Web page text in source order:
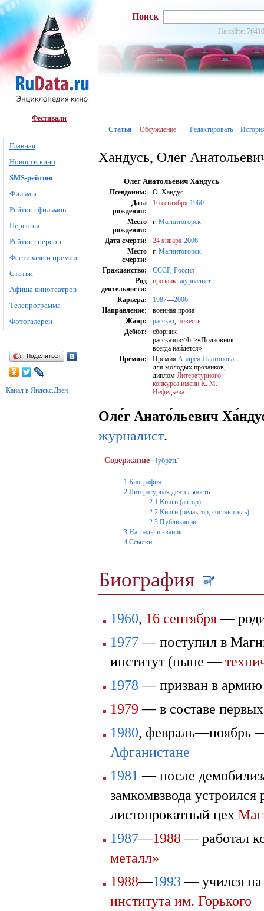
Фестивали
Главная
Новости кино
SMS-рейтинг
Фильмы
Рейтинг фильмов
Персоны
Рейтинг персон
Фестивали и премии
Статьи
Афиша кинотеатров
Телепрограмма
Фотогалереи
Поделиться
Канал в Яндекс.Дзен
Поиск
На сайте:
Статья Обсуждение Редактировать
Хандусь, Олег
Олег Анатольевич Хандусь
Псевдоним:
О. Хандус
Дата
рождения:
16 сентября 1960
Место
рождения:
г. Магнитогорск
Дата смерти: 24 января 2006
Место
смерти:
г. Магнитогорск
Гражданство: СССР, Россия
Род
деятельности:
прозаик, журналист
Карьера: 1987—2006
Направление:
военная проза
Жанр:
рассказ, повесть
Дебют:
сборник
рассказов</br>«Полковник
всегда найдётся»
Премии:
Премия Андрея Платонова
для молодых прозаиков,
диплом Литературного
конкурса имени К. М.
Нефедьева
Оле́г Анато́льевич
журналист.
Содержание [убрать]
1 Биография
2 Литературная деятельность
2.1 Книги (автор)
2.2 Книги (редактор, составитель)
2.3 Публикации
3 Награды и звания
4 Ссылки
Биография
1960, 16 сентября—
1977— поступил в
институт (ныне —
1978 — призван в армию
1979 — в составе
1980, февраль—ноябрь
Афганистане
1981 — после
замкомвзвода
листопрокатный цех
1987—1988 — работал
металл»
1988—1993 — учился на
института им. Горького